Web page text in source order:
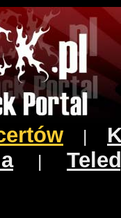
|